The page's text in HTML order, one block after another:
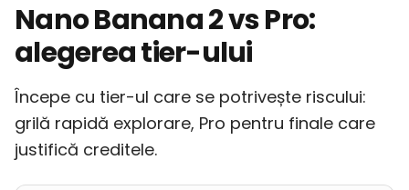
Nano Banana 2 vs Pro:
alegerea tier-ului
Începe cu tier-ul care se potrivește riscului:
grilă rapidă explorare, Pro pentru finale care
justifică creditele.